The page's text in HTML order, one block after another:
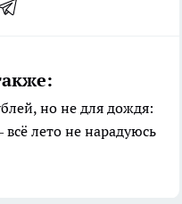
но не для дождя:
всё лето не нарадуюсь